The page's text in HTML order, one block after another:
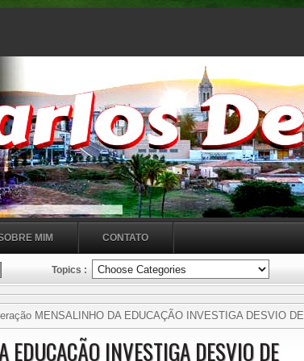
MIM CONTATO
Topics :
MENSALINHO DA EDUCAÇÃO INVESTIGA DESVIO DE
INVESTIGA DESVIO DE